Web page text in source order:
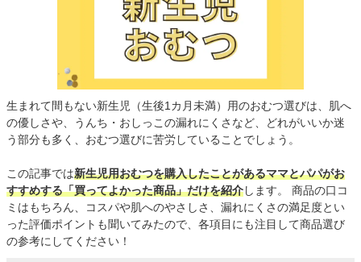
生まれて間もない新生児（生後1カ月未満）用のおむつ選びは、肌へ
の優しさや、うんち・おしっこの漏れにくさなど、どれがいいか迷
う部分も多く、おむつ選びに苦労していることでしょう。
この記事では新生児用おむつを購入したことがあるママとパパがお
すすめする「買ってよかった商品」だけを紹介します。 商品の口コ
ミはもちろん、コスパや肌へのやさしさ、漏れにくさの満足度とい
った評価ポイントも聞いてみたので、各項目にも注目して商品選び
の参考にしてください！